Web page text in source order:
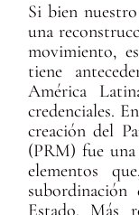
Si bien
una
movimiento,
tiene
América
credenciales.
creación del
(PRM) fue
elementos
subordinación